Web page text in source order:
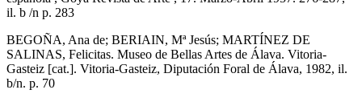
il. b /n p. 283
BEGOÑA, Ana de; BERIAIN, Mª Jesús; MARTÍNEZ DE
SALINAS, Felicitas. Museo de Bellas Artes de Álava. Vitoria-
Gasteiz [cat.]. Vitoria-Gasteiz, Diputación Foral de Álava, 1982, il.
b/n. p. 70